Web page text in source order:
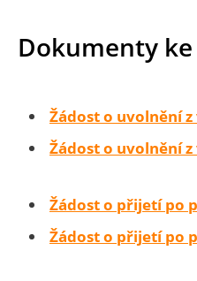
Dokumenty
Žádost o uvolnění
Žádost o uvolnění
Žádost o přijetí po
Žádost o přijetí po